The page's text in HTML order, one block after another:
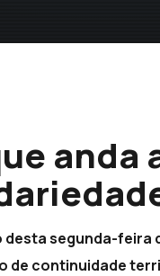
segunda-feira
de continuidade